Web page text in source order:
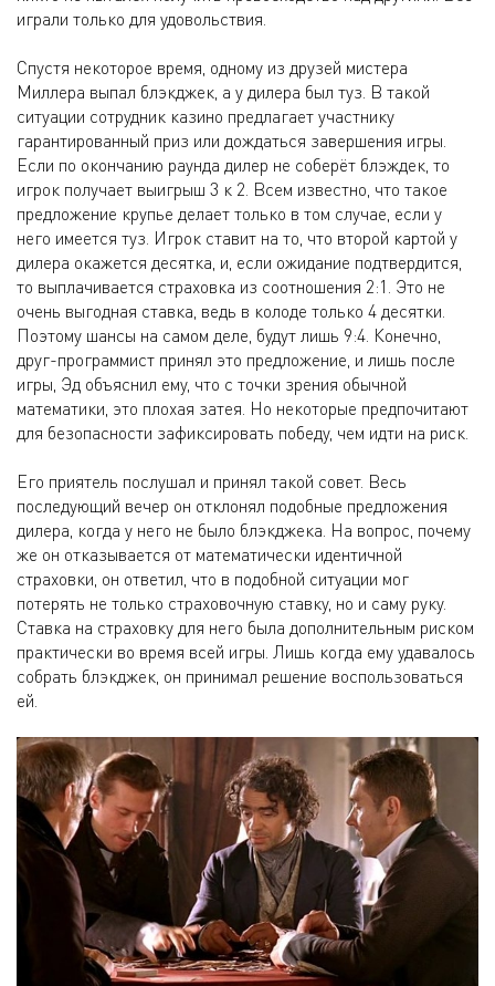
играли только для удовольствия.
Спустя некоторое время, одному из друзей мистера
Миллера выпал блэкджек, а у дилера был туз. В такой
ситуации сотрудник казино предлагает участнику
гарантированный приз или дождаться завершения игры.
Если по окончанию раунда дилер не соберёт блэждек, то
игрок получает выигрыш 3 к 2. Всем известно, что такое
предложение крупье делает только в том случае, если у
него имеется туз. Игрок ставит на то, что второй картой у
дилера окажется десятка, и, если ожидание подтвердится,
то выплачивается страховка из соотношения 2:1. Это не
очень выгодная ставка, ведь в колоде только 4 десятки.
Поэтому шансы на самом деле, будут лишь 9:4. Конечно,
друг-программист принял это предложение, и лишь после
игры, Эд объяснил ему, что с точки зрения обычной
математики, это плохая затея. Но некоторые предпочитают
для безопасности зафиксировать победу, чем идти на риск.
Его приятель послушал и принял такой совет. Весь
последующий вечер он отклонял подобные предложения
дилера, когда у него не было блэкджека. На вопрос, почему
же он отказывается от математически идентичной
страховки, он ответил, что в подобной ситуации мог
потерять не только страховочную ставку, но и саму руку.
Ставка на страховку для него была дополнительным риском
практически во время всей игры. Лишь когда ему удавалось
собрать блэкджек, он принимал решение воспользоваться
ей.